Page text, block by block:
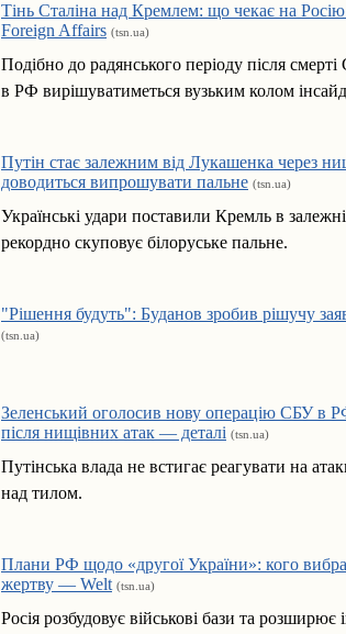
Тінь Сталіна над Кремлем: що чекає на
Foreign Affairs (tsn.ua)
Подібно до радянського періоду після смерті
в РФ вирішуватиметься вузьким колом
Путін стає залежним від Лукашенка через
доводиться випрошувати пальне (tsn.ua)
Українські удари поставили Кремль в
рекордно скуповує білоруське пальне.
"Рішення будуть": Буданов зробив рішучу
(tsn.ua)
Зеленський оголосив нову операцію СБУ в
після нищівних атак — деталі (tsn.ua)
Путінська влада не встигає реагувати на
над тилом.
Плани РФ щодо «другої України»: кого
жертву — Welt (tsn.ua)
Росія розбудовує військові бази та